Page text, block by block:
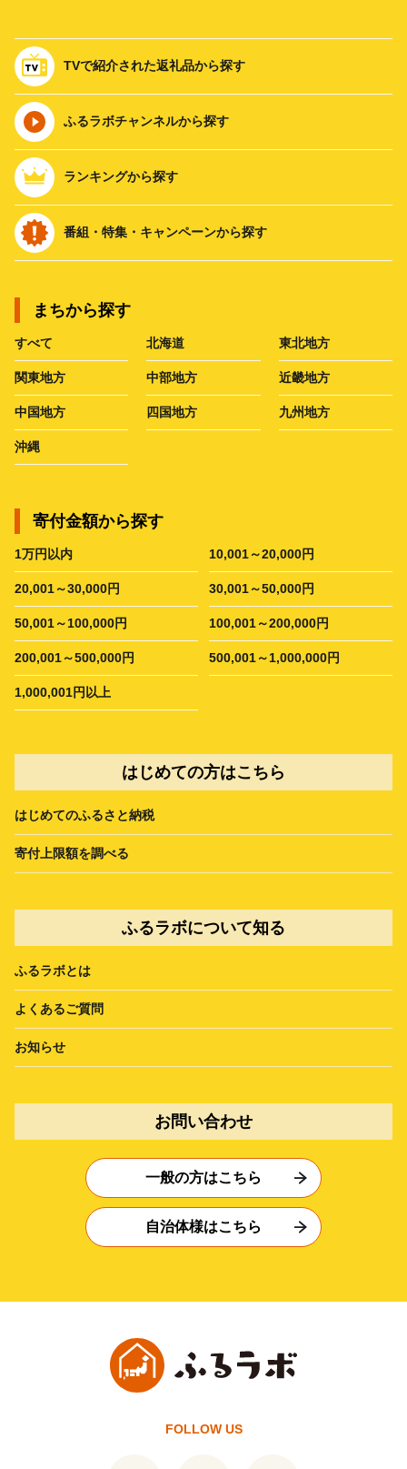
TVで紹介された返礼品から探す
ふるラボチャンネルから探す
ランキングから探す
番組・特集・キャンペーンから探す
まちから探す
すべて 北海道 東北地方
関東地方 中部地方 近畿地方
中国地方 四国地方 九州地方
沖縄
寄付金額から探す
1万円以内 10,001～20,000円
20,001～30,000円 30,001～50,000円
50,001～100,000円 100,001～200,000円
200,001～500,000円 500,001～1,000,000円
1,000,001円以上
はじめての方はこちら
はじめてのふるさと納税
寄付上限額を調べる
ふるラボについて知る
ふるラボとは
よくあるご質問
お知らせ
お問い合わせ
一般の方はこちら
自治体様はこちら
FOLLOW US